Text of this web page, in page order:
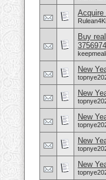
Acquire
Buy
New
New
New
New
New